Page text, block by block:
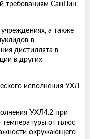
требованиям СанПин
а также
в
дистиллята в
в других
исполнения УХЛ
УХЛ4.2 при
температуры от плюс
окружающего